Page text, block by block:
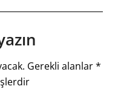
Gerekli alanlar*